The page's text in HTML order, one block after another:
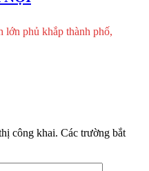
lớn phủ khắp thành phố,
công khai. Các trường bắt